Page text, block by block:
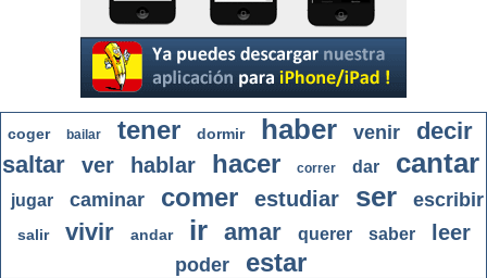
coger bailar tener dormir haber venir
decir
saltar
ver hablar hacer correr dar cantar
jugar caminar comer estudiar ser escribir
salir vivir andar ir amar querer saber leer
poder estar